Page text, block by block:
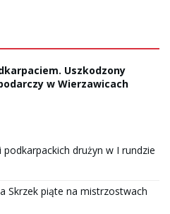
Uszkodzony
w Wierzawicach
drużyn w I rundzie
Skrzek piąte na mistrzostwach